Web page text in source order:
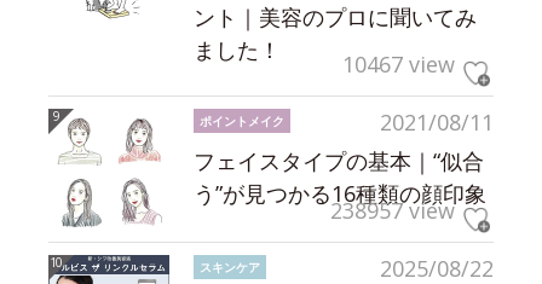
ント｜美容のプロに聞いてみ
ました！
10467 view
2021/08/11
ポイントメイク
フェイスタイプの基本｜“似合
う”が見つかる16種類の顔印象
238957 view
2025/08/22
スキンケア